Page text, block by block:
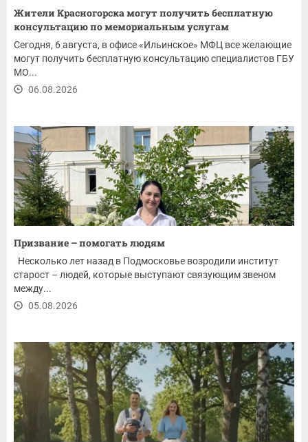
Жители Красногорска могут получить бесплатную
консультацию по мемориальным услугам
Сегодня, 6 августа, в офисе «Ильинское» МФЦ все желающие
могут получить бесплатную консультацию специалистов ГБУ
МО...
06.08.2026
Призвание – помогать людям
Несколько лет назад в Подмосковье возродили институт
старост – людей, которые выступают связующим звеном
между...
05.08.2026